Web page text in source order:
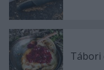
Tábori